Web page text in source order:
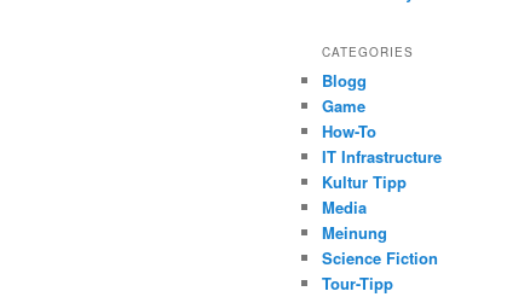
CATEGORIES
Blogg
Game
How-To
IT Infrastructure
Kultur Tipp
Media
Meinung
Science Fiction
Tour-Tipp